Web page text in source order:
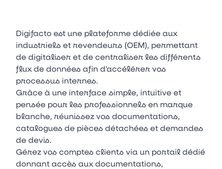
Digifacto est une plateforme dédiée aux
industriels et revendeurs (OEM), permettant
de digitaliser et de centraliser les différents
flux de données afin d'accélérer vos
processus internes.
Grâce à une interface simple, intuitive et
pensée pour les professionnels en marque
blanche, réunissez vos documentations,
catalogues de pièces détachées et demandes
de devis.
Gérez vos comptes clients via un portail dédié
donnant accès aux documentations,